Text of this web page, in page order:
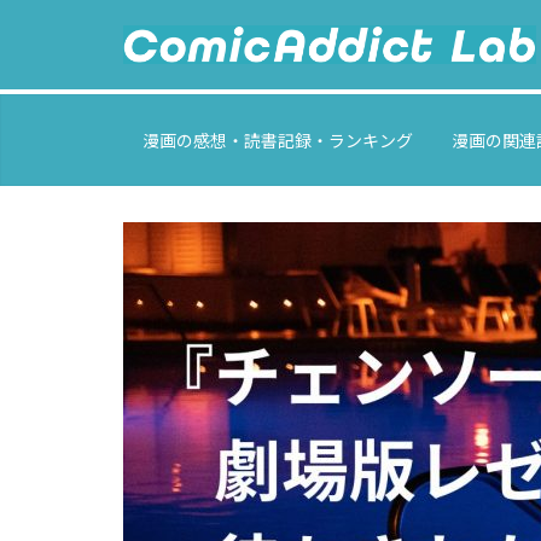
content
ComicAddict
Lab
F
o
r
A
l
l
M
漫画の感想・読書記録・ランキング 漫画の関連